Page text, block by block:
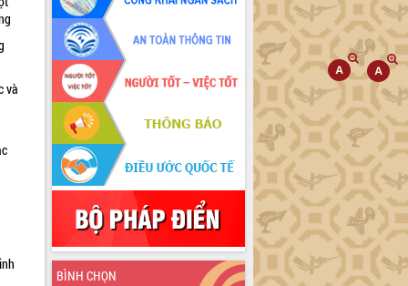
và
BÌNH CHỌN